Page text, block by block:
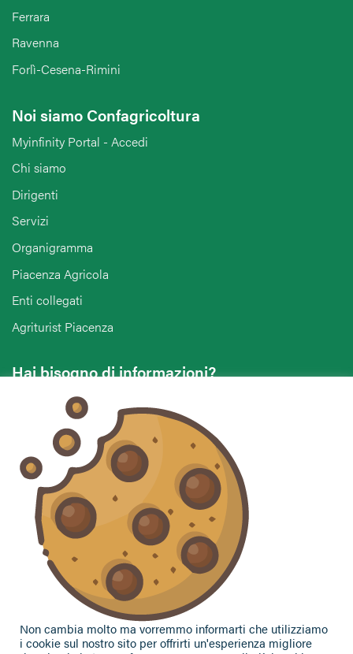
Ferrara
Ravenna
Forlì-Cesena-Rimini
Noi siamo Confagricoltura
Myinfinity Portal - Accedi
Chi siamo
Dirigenti
Servizi
Organigramma
Piacenza Agricola
Enti collegati
Agriturist Piacenza
Hai bisogno di informazioni?
Vuoi contattarci per ricevere assistenza, lasciare un
commento o chiedere informazioni?
CONTATTACI
Seguici sui social
Non cambia molto ma vorremmo informarti che utilizziamo
i cookie sul nostro sito per offrirti un'esperienza migliore